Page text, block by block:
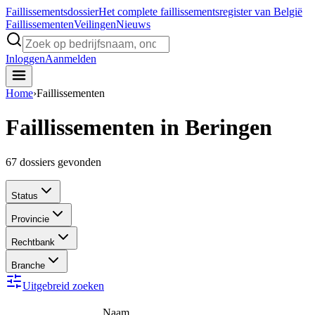
FaillissementsdossierHet complete faillissementsregister van België
FaillissementenVeilingenNieuws
InloggenAanmelden
Home›Faillissementen
Faillissementen in Beringen
67 dossiers gevonden
Status
Provincie
Rechtbank
Branche
Uitgebreid zoeken
Naam